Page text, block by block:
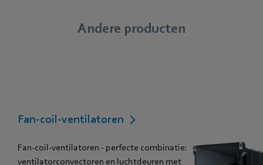
Andere producten
Fan-coil-ventilatoren
Fan-coil-ventilatoren - perfecte combinatie:
ventilatorconvectoren en luchtdeuren met